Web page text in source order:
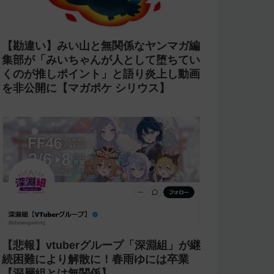
【勘違い】みい山と無関係なヤンマガ編
集部が「みいちゃんが人として堕ちてい
くのが推しポイント」と語り炎上し動画
を非公開に【マガポケ シリウス】
【悲報】vtuberグループ「深淵組」が継
続困難により解散に！春雨ゆには卒業